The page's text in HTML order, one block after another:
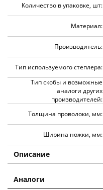
Количество в упаковке, шт:
Материал:
Производитель:
Тип используемого степлера:
Тип скобы и возможные
аналоги других
производителей:
Толщина проволоки, мм:
Ширина ножки, мм:
Описание
Аналоги